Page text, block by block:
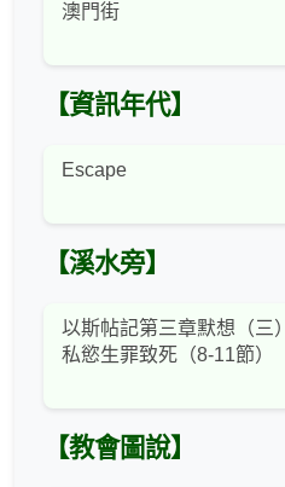
澳門街
【資訊年代】
Escape
【溪水旁】
以斯帖記第三章默想（三）
私慾生罪致死（8-11節）
【教會圖說】